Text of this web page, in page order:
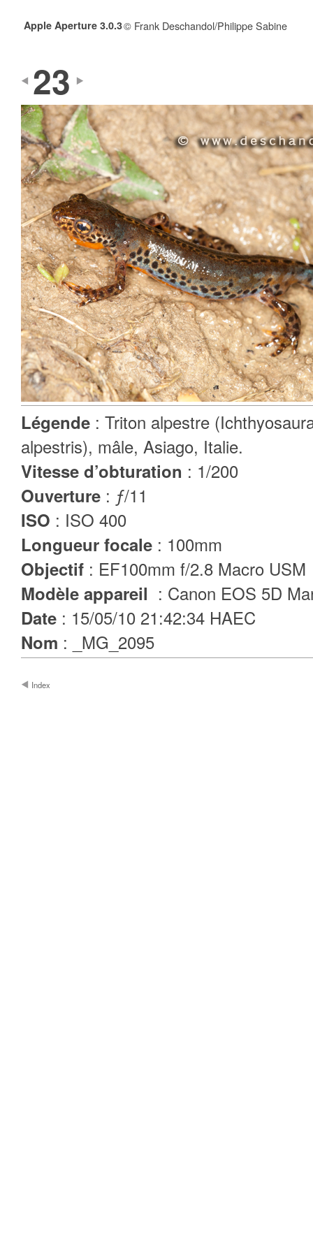
Apple Aperture 3.0.3© Frank Deschandol/Philippe Sabine
23
Légende : Triton alpestre
alpestris), mâle, Asiago, Italie.
Vitesse d’obturation : 1/200
Ouverture : ƒ/11
ISO : ISO 400
Longueur focale : 100mm
Objectif : EF100mm f/2.8 Macro USM
Modèle appareil : Canon EOS 5D
Date : 15/05/10 21:42:34 HAEC
Nom : _MG_2095
Index